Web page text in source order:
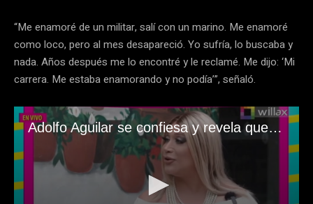
“Me enamoré de un militar, salí con un marino. Me enamoré
como loco, pero al mes desapareció. Yo sufría, lo buscaba y
nada. Años después me lo encontré y le reclamé. Me dijo: ‘Mi
carrera. Me estaba enamorando y no podía’”, señaló.